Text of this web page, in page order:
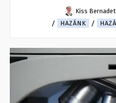
Kiss
HAZÁNK